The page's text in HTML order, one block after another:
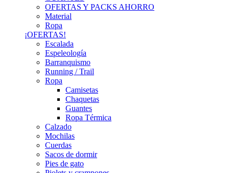
OFERTAS Y PACKS AHORRO
Material
Ropa
¡OFERTAS!
Escalada
Espeleología
Barranquismo
Running / Trail
Ropa
Camisetas
Chaquetas
Guantes
Ropa Térmica
Calzado
Mochilas
Cuerdas
Sacos de dormir
Pies de gato